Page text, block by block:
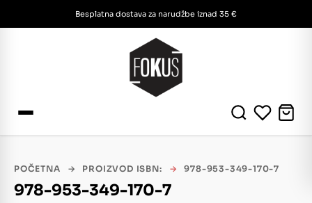
Besplatna dostava za narudžbe iznad 35 €
POČETNA → PROIZVOD ISBN: → 978-953-349-170-7
978-953-349-170-7